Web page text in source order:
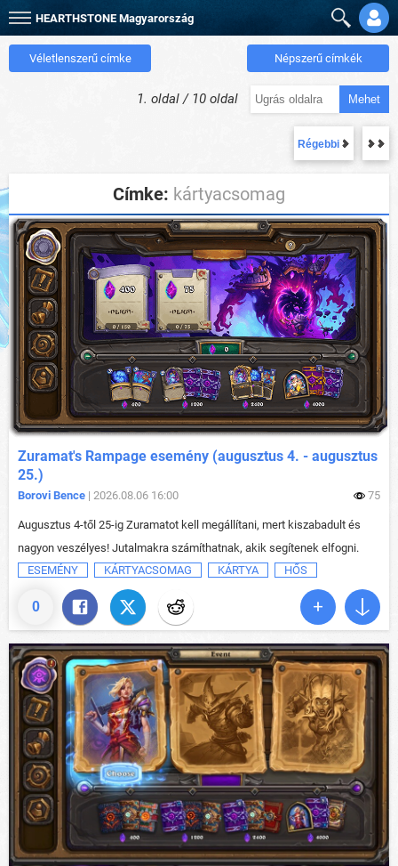
HEARTHSTONE Magyarország
Véletlenszerű címke Népszerű címkék
1. oldal / 10 oldal Mehet
Régebbi
Címke: kártyacsomag
0
Zuramat's Rampage esemény (augusztus 4. - augusztus
25.)
Borovi Bence | 2026.08.06 16:00 75
Augusztus 4-től 25-ig Zuramatot kell megállítani, mert kiszabadult és
nagyon veszélyes! Jutalmakra számíthatnak, akik segítenek elfogni.
ESEMÉNY
KÁRTYACSOMAG KÁRTYA HŐS